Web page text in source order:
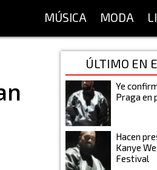
MÚSICA MODA
ÚLTIMO EN
Ye
Praga en
Hacen
Kanye
Festival